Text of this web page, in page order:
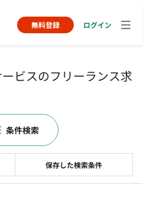
無料登録 ログイン
ビスのフリーランス求
保存した検索条件
条件検索